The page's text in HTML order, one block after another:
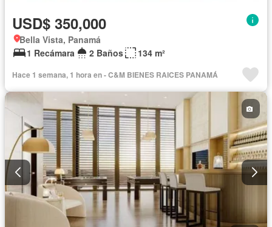
USD$ 350,000
Bella Vista, Panamá
1 Recámara
2 Baños 134 m²
Hace 1 semana, 1 hora en - C&M BIENES RAICES PANAMÁ